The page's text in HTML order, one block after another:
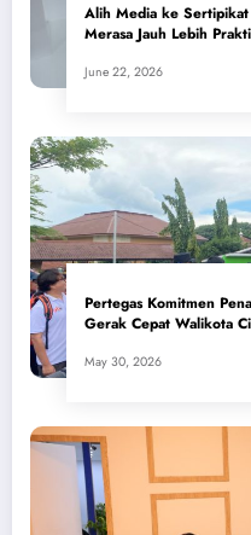
Alih Media ke
Merasa Jauh Lebih
June 22, 2026
Pertegas Komitmen
Gerak Cepat Walikota
May 30, 2026